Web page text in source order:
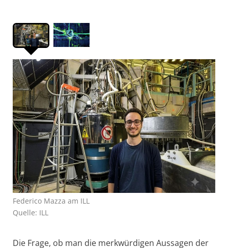
Federico Mazza am ILL
Quelle: ILL
Die Frage, ob man die merkwürdigen Aussagen der